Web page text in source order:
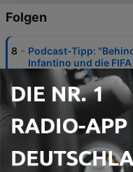
Folgen
8 - Podcast-Tipp:
Infantino und die FIFA
28 Jul. 2026
7 - Götterdämmerung
Märchens) (6/6)
23 Jun. 2026
- Nur gucken, nicht